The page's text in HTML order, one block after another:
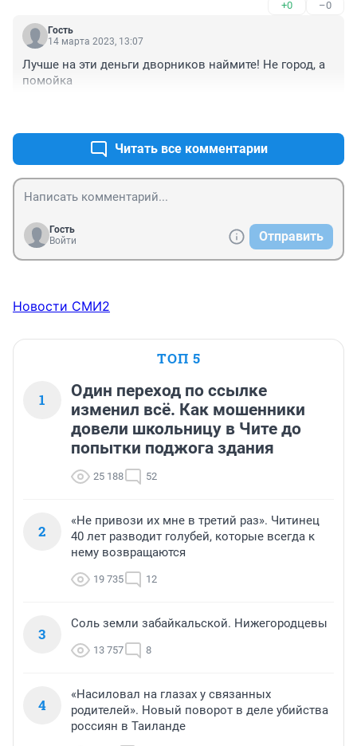
никакой им теперь веры нет. Если и начнут сейчас
что-то делать, то все раскурочат и все побросают.
Конец нашему парку
+0 –0
Гость
14 марта 2023, 13:07
Лучше на эти деньги дворников наймите! Не город, а
помойка
Читать все комментарии
Гость
Войти
Отправить
Новости СМИ2
ТОП 5
1
Один переход по ссылке
изменил всё. Как мошенники
довели школьницу в Чите до
попытки поджога здания
25 188 52
2
«Не привози их мне в третий раз». Читинец
40 лет разводит голубей, которые всегда к
нему возвращаются
19 735 12
3
Соль земли забайкальской. Нижегородцевы
13 757 8
4
«Насиловал на глазах у связанных
родителей». Новый поворот в деле убийства
россиян в Таиланде